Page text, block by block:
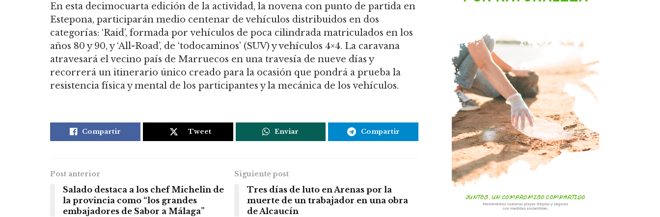
En esta decimocuarta edición de la actividad, la novena con punto de partida en
Estepona, participarán medio centenar de vehículos distribuidos en dos
categorías: ‘Raid’, formada por vehículos de poca cilindrada matriculados en los
años 80 y 90, y ‘All-Road’, de ‘todocaminos’ (SUV) y vehículos 4×4. La caravana
atravesará el vecino país de Marruecos en una travesía de nueve días y
recorrerá un itinerario único creado para la ocasión que pondrá a prueba la
resistencia física y mental de los participantes y la mecánica de los vehículos.
Compartir Tweet Enviar Compartir
Post anterior
Salado destaca a los chef Michelin de
la provincia como “los grandes
embajadores de Sabor a Málaga”
Siguiente post
Tres días de luto en Arenas por la
muerte de un trabajador en una obra
de Alcaucín